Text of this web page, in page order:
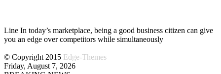
Line In today’s marketplace, being a good business citizen can give
you an edge over competitors while simultaneously
© Copyright 2015 Edge-Themes
Friday, August 7, 2026